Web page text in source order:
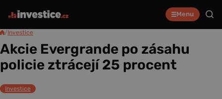
Menu
/Investice
Akcie Evergrande po zásahu
policie ztrácejí 25 procent
Investice